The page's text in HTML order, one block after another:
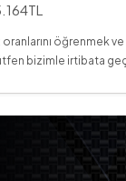
öğrenmek
bizimle irtibata